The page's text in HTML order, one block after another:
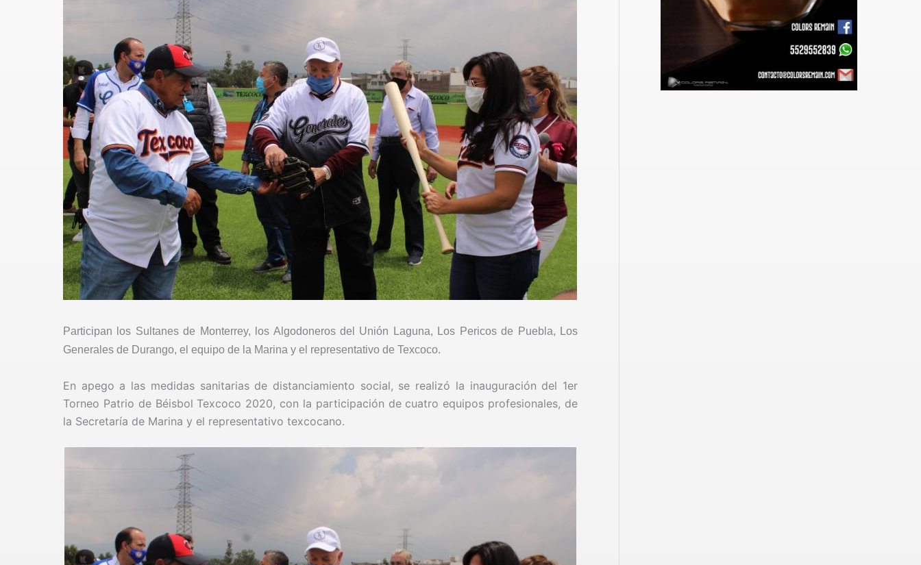
Participan los Sultanes de Monterrey, los Algodoneros del Unión Laguna, Los Pericos de Puebla, Los
Generales de Durango, el equipo de la Marina y el representativo de Texcoco.
En apego a las medidas sanitarias de distanciamiento social, se realizó la inauguración del 1er
Torneo Patrio de Béisbol Texcoco 2020, con la participación de cuatro equipos profesionales, de
la Secretaría de Marina y el representativo texcocano.